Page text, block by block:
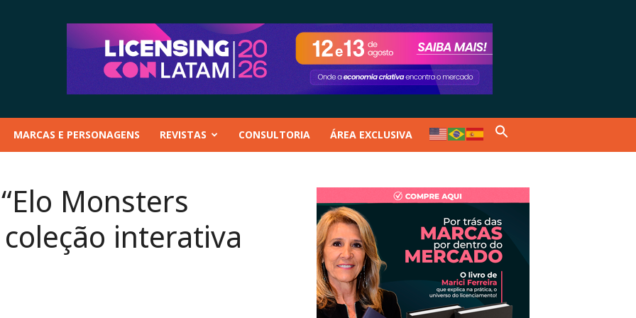
MARCAS E PERSONAGENS REVISTAS CONSULTORIA ÁREA EXCLUSIVA
Monsters
interativa